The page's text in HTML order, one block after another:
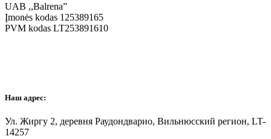
UAB ,,Balrena”
Įmonės kodas 125389165
PVM kodas LT253891610
Наш адрес:
Ул. Жиргу 2, деревня Раудондварио, Вильнюсский регион, LT-
14257